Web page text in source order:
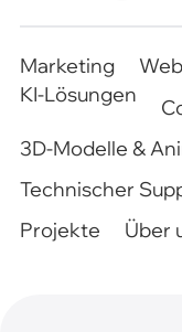
Marketing
KI-Lösungen
3D-Modelle &
Technischer
Projekte
Über